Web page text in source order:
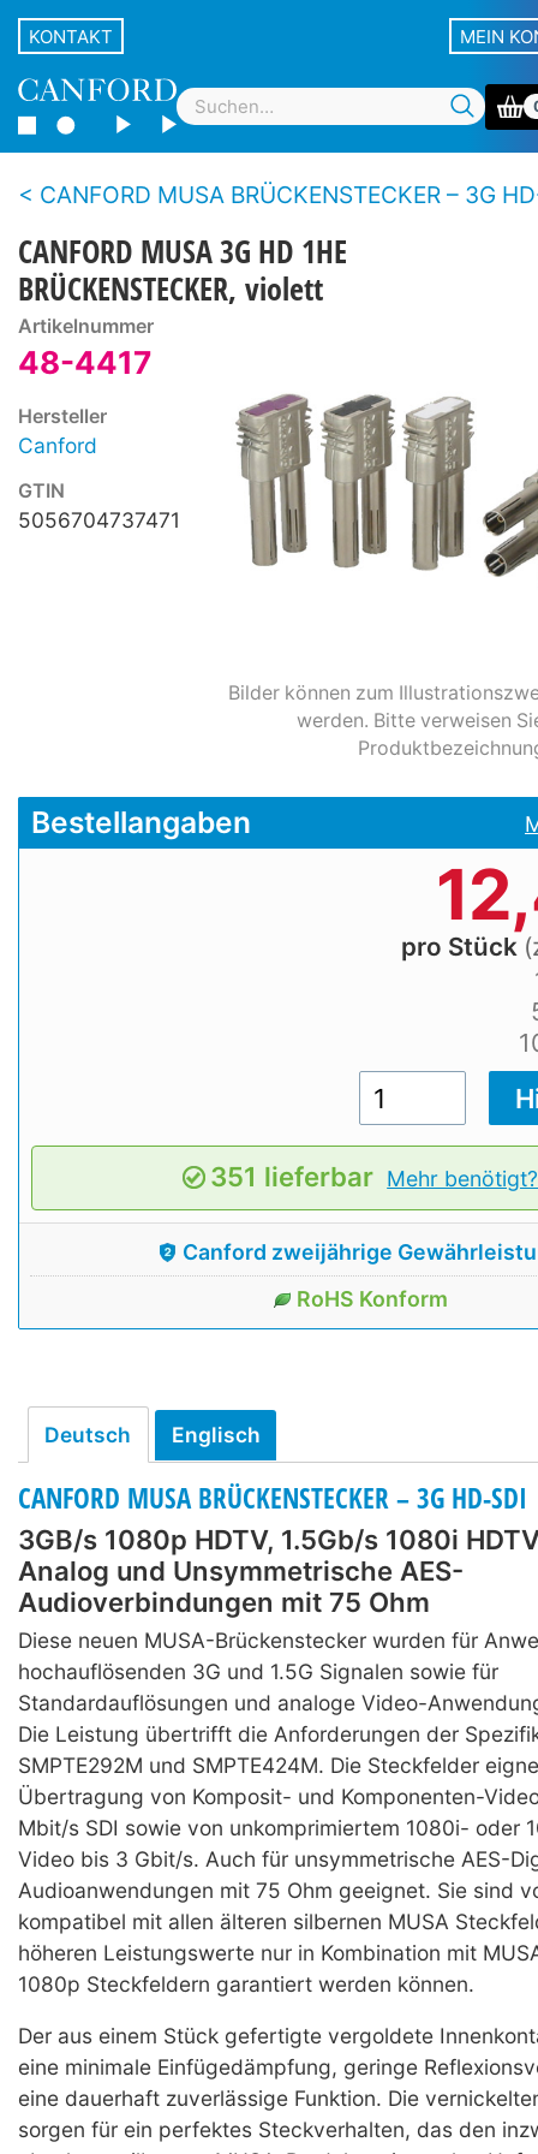
KONTAKT MEIN
CANFORD MUSA BRÜCKENSTECKER – 3G
CANFORD MUSA 3G HD 1HE
BRÜCKENSTECKER, violett
Artikelnummer
48-4417
Hersteller
Canford
GTIN
5056704737471
Bilder können zum
werden. Bitte verweisen
Bestellangaben
pro Stück
351 lieferbar Mehr benötigt?
Canford zweijährige
RoHS Konform
Deutsch Englisch
CANFORD MUSA BRÜCKENSTECKER – 3G HD-SDI
3GB/s 1080p HDTV, 1.5Gb/s 1080i
Analog und Unsymmetrische AES-
Audioverbindungen mit 75 Ohm
Diese neuen MUSA-Brückenstecker wurden für
hochauflösenden 3G und 1.5G Signalen sowie für
Standardauflösungen und analoge Video-
Die Leistung übertrifft die Anforderungen der
SMPTE292M und SMPTE424M. Die Steckfelder
Übertragung von Komposit- und Komponenten-
Mbit/s SDI sowie von unkomprimiertem 1080i- oder
Video bis 3 Gbit/s. Auch für unsymmetrische AES-
Audioanwendungen mit 75 Ohm geeignet. Sie sind
kompatibel mit allen älteren silbernen MUSA
höheren Leistungswerte nur in Kombination mit
1080p Steckfeldern garantiert werden können.
Der aus einem Stück gefertigte vergoldete
eine minimale Einfügedämpfung, geringe
eine dauerhaft zuverlässige Funktion. Die
sorgen für ein perfektes Steckverhalten, das den